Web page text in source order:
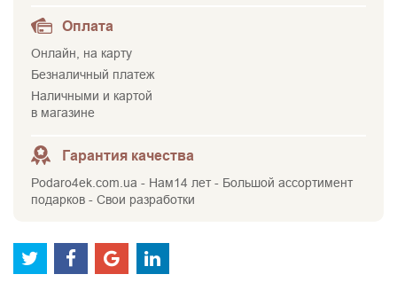
Оплата
Онлайн, на карту
Безналичный платеж
Наличными и картой
в магазине
Гарантия качества
Podaro4ek.com.ua - Нам14 лет - Большой ассортимент
подарков - Свои разработки